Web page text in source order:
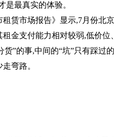
是最真实的体验。
赁市场报告》显示,7月份北
金支付能力相对较弱,低价位
”的事,中间的“坑”只有踩过
弯路。